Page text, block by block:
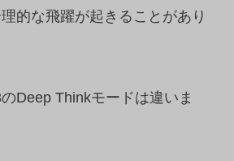
的な飛躍が起きることがあり
Deep Thinkモードは違いま